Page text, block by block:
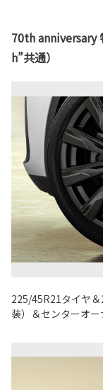
70th anniversary
h”共通）
225/45R21タイヤ
装）＆センターオー